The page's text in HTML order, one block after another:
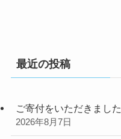
最近の投稿
ご寄付をいただきました
2026年8月7日